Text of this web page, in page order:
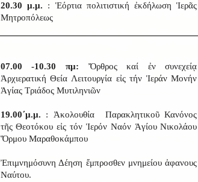
20.30 μ.μ. : Ἑόρτια πολιτιστική ἐκδήλωση Ἱερᾶς
Μητροπόλεως
07.00 -10.30 πμ: Ὄρθρος καί ἐν συνεχείᾳ
Ἀρχιερατική Θεία Λειτουργία εἰς τήν Ἱεράν Μονήν
Ἁγίας Τριάδος Μυτιληνιῶν
19.00΄μ.μ. : Ἀκολουθία Παρακλητικοῦ Κανόνος
τῆς Θεοτόκου εἰς τόν Ἱερόν Ναόν Ἁγίου Νικολάου
Ὅρμου Μαραθοκάμπου
Ἐπιμνημόσυνη Δέηση ἔμπροσθεν μνημείου ἀφανους
Ναύτου.